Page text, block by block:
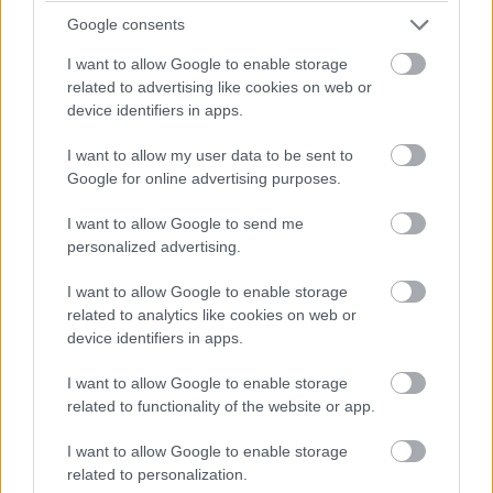
Google consents
I want to allow Google to enable storage
related to advertising like cookies on web or
device identifiers in apps.
I want to allow my user data to be sent to
Google for online advertising purposes.
I want to allow Google to send me
personalized advertising.
I want to allow Google to enable storage
related to analytics like cookies on web or
device identifiers in apps.
I want to allow Google to enable storage
related to functionality of the website or app.
I want to allow Google to enable storage
related to personalization.
Keramické nádoby s jemnými vzormi sa napríklad
uplatnia v starších a vo vidieckych interiéroch, podobne
ako nádoby z kovu. Čisto biela glazovaná keramika je
elegantná a mali by v nej rásť najmä známe a nenáročné
orientálnymi (čínskymi) motívmi sú vhodné do interiérov